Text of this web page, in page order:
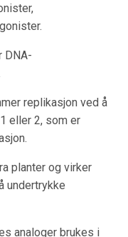
DNA-
replikasjon ved å
eller 2, som er
planter og virker
undertrykke
analoger brukes i